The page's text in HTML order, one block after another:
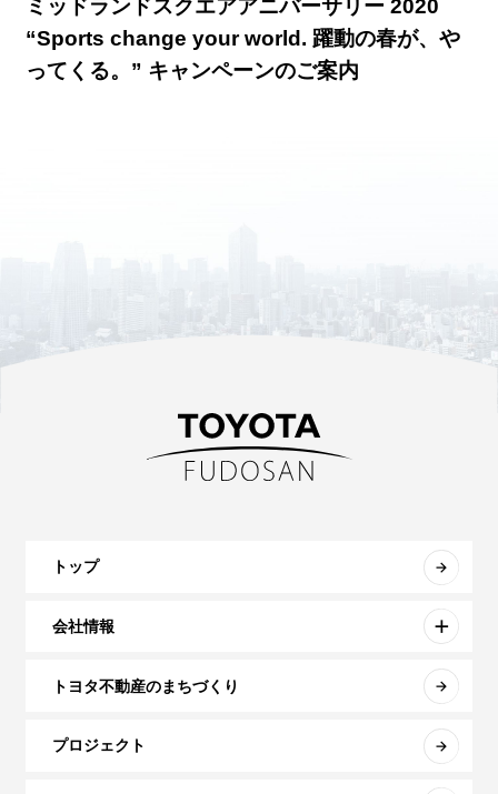
ミッドランドスクエアアニバーサリー 2020
“Sports change your world. 躍動の春が、や
ってくる。” キャンペーンのご案内
トップ
会社情報
トヨタ不動産のまちづくり
プロジェクト